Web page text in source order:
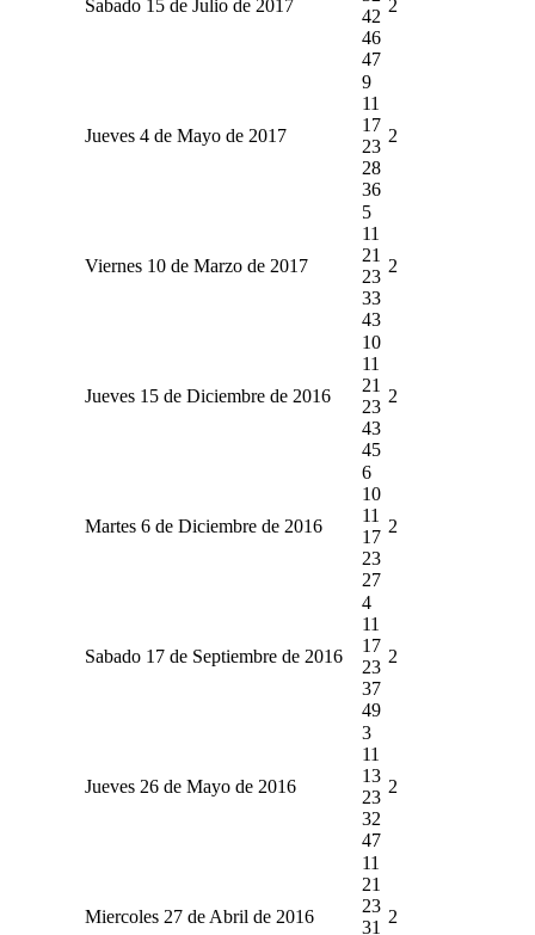
Sabado 15 de Julio de 2017
42
46
47
2
Jueves 4 de Mayo de 2017
9
11
17
23
28
36
2
Viernes 10 de Marzo de 2017
5
11
21
23
33
43
2
Jueves 15 de Diciembre de 2016
10
11
21
23
43
45
2
Martes 6 de Diciembre de 2016
6
10
11
17
23
27
2
Sabado 17 de Septiembre de 2016
4
11
17
23
37
49
2
Jueves 26 de Mayo de 2016
3
11
13
23
32
47
2
Miercoles 27 de Abril de 2016
11
21
23
31
2